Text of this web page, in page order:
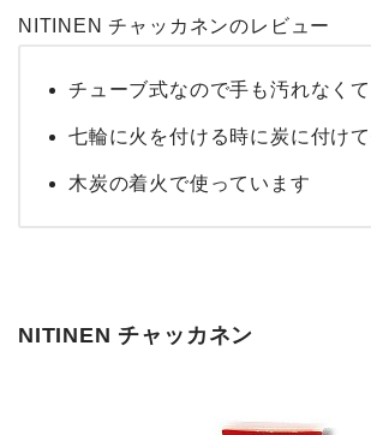
NITINEN チャッカネンのレビュー
チューブ式なので手も汚れなく
七輪に火を付ける時に炭に付け
木炭の着火で使っています
NITINEN チャッカネン